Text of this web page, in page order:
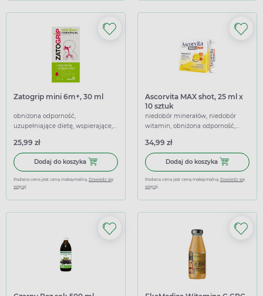
Zatogrip mini 6m+, 30 ml
obniżona odporność,
uzupełniające dietę, wspierające,
25,99 zł
Dodaj do koszyka Dodaj do koszyka Zatogrip mini 6m+, 30 ml
Podana cena jest ceną maksymalną. Dowiedz się
więcej
Ascorvita MAX shot, 25 ml x
10 sztuk
niedobór minerałów, niedobór
witamin, obniżona odporność,
34,99 zł
Dodaj do koszyka Dodaj do
Podana cena jest ceną maksymalną. Dowiedz się
więcej